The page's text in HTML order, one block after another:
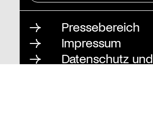
Pressebereich
Impressum
Datenschutz und